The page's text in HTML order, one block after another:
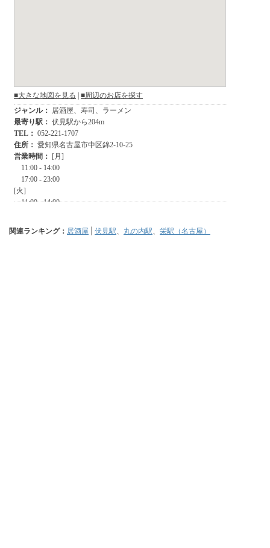
関連ランキング： 居酒屋 伏見駅、 丸の内駅、 栄駅（名古屋）